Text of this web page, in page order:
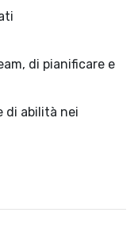
di pianificare e
di abilità nei